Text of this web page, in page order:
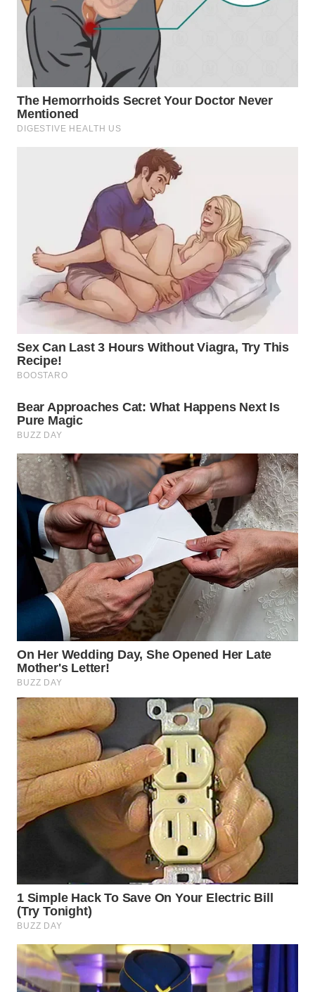
WN
LABUHANBATU
WN
TAPANULI
TENGAH
WN DELI
PAKPAK
WN
KARAWANG
WN
BEKASI
BOGOR
WN
DEPOK
WN
TAPANULI
UTARA
WN
SAMOSIR
PADANG
LAWAS
WN
SUMEDANG
WN
CIANJUR
WN
KEPULAUAN
SERIBU
WN
BINJAI
WN
CIREBON